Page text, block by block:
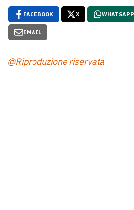
FACEBOOK X WHATSAPP
EMAIL
@Riproduzione riservata